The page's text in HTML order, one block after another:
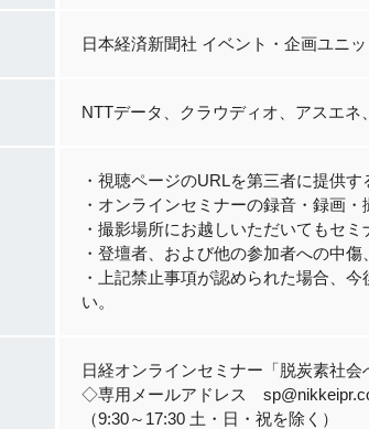
日本経済新聞社 イベント・企画ユニッ
NTTデータ、クラウディオ、アスエネ
・視聴ページのURLを第三者に提供す
・オンラインセミナーの録音・録画・
・撮影場所にお越しいただいてもセ
・登壇者、および他の参加者への中
・上記禁止事項が認められた場合、
い。
日経オンラインセミナー「脱炭素社会
◇専用メールアドレス
（9:30～17:30 土・日・祝を除く）